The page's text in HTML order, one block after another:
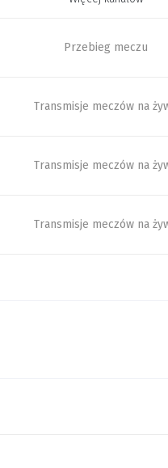
Przebieg meczu
Transmisje meczów na
Transmisje meczów na
Transmisje meczów na